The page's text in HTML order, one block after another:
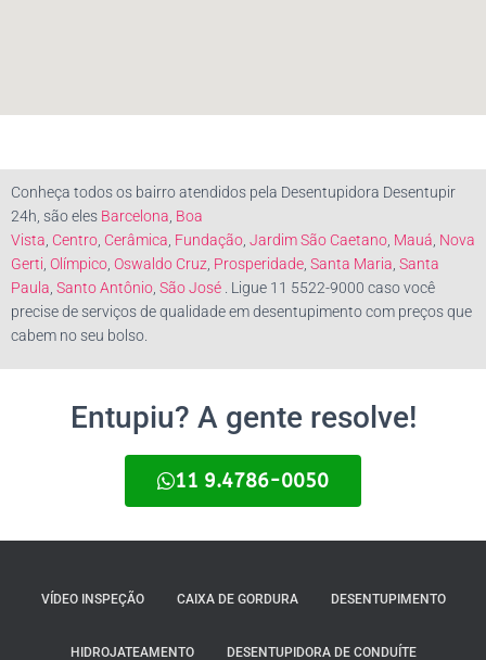
Conheça todos os bairro atendidos pela Desentupidora Desentupir
24h, são eles Barcelona Boa
Vista Centro Cerâmica Fundação Jardim São Caetano Mauá Nova
Gerti Olímpico Oswaldo Cruz Prosperidade Santa Maria Santa
Paula Santo Antônio São José . Ligue 11 5522-9000 caso você
precise de serviços de qualidade em desentupimento com preços que
cabem no seu bolso.
Entupiu? A gente resolve!
11 9.4786-0050
VÍDEO INSPEÇÃO CAIXA DE GORDURA DESENTUPIMENTO
HIDROJATEAMENTO DESENTUPIDORA DE CONDUÍTE